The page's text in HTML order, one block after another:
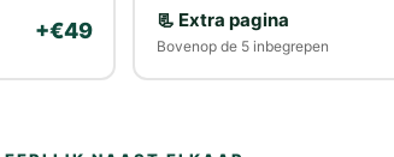
+€49 📃 Extra pagina
Bovenop de 5 inbegrepen